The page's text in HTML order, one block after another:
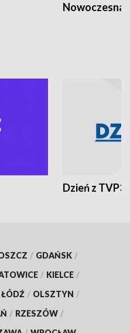
Nowoczesna
Dzień z TVP3
/ GDAŃSK /
/ KIELCE /
ŁÓDŹ / OLSZTYN /
/ RZESZÓW /